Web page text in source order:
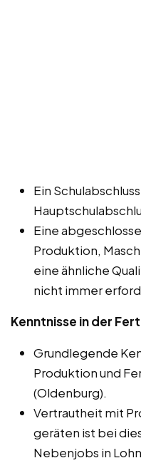
Ein
Eine
Produktion,
eine ähnliche
nicht immer
Kenntnisse in der
Grundlegende
Produktion und
(Oldenburg).
Vertrautheit mit
geräten ist bei
Nebenjobs in